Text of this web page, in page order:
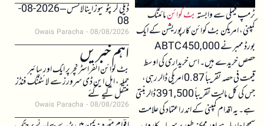
ٹرمپ فیملی سے وابستہبٹ کوائنمائننگ
کمپنی، امریکن بٹ کوائن کارپوریشن کے ایک
بورڈ ممبر نے 450,000 ABTC
حصص خریدے ہیں۔ اس خریداری کی اوسط
قیمت فی حصہ تقریباً 0.87 امریکی ڈالر رہی،
جس کی کل مالیت تقریباً 391,500 ڈالر بنتی
ہے۔ یہ اقدام کمپنی کے اندر اعتماد کی علامت
ڈیلی کرپٹو نیوز اینالائسس – 2026-08-
08
Owais Paracha 08/08/2026
اہم خبریں
بٹ کوائن انفراسٹرکچر پر ایک اور سائبر
حملہ، ایل این ڈی سرورز سے لائٹننگ فنڈز
منتقل کیے گئے
Owais Paracha 08/08/2026